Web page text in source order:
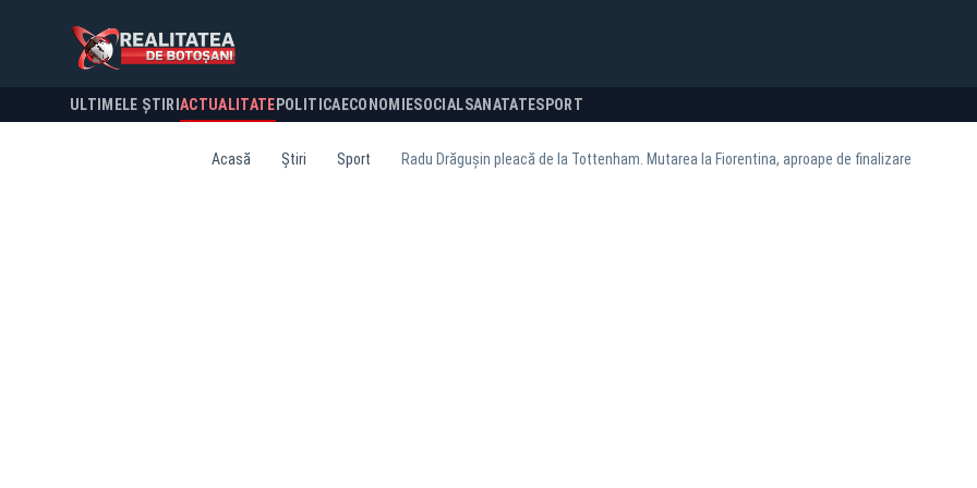
ULTIMELE ȘTIRI ACTUALITATE POLITICA ECONOMIESOCIALSANATATESPORT
Acasă Știri Sport Radu Drăgușin pleacă de la Tottenham. Mutarea la Fiorentina, aproape de finalizare